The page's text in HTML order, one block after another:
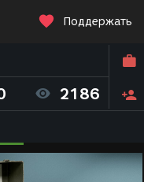
Поддержать
2186